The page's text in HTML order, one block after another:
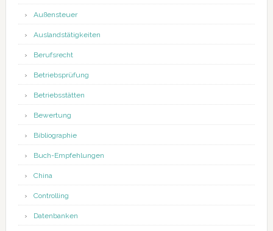
Außensteuer
Auslandstätigkeiten
Berufsrecht
Betriebsprüfung
Betriebsstätten
Bewertung
Bibliographie
Buch-Empfehlungen
China
Controlling
Datenbanken